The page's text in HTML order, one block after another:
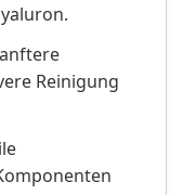
Reinigung